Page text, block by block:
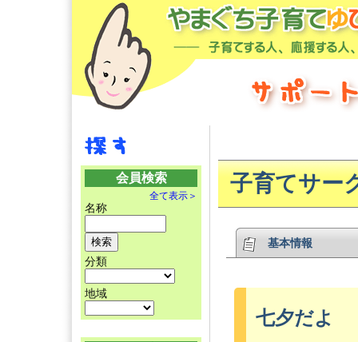
会員検索
全て表示＞
名称
分類
地域
子育てサー
基本情報
七夕だよ